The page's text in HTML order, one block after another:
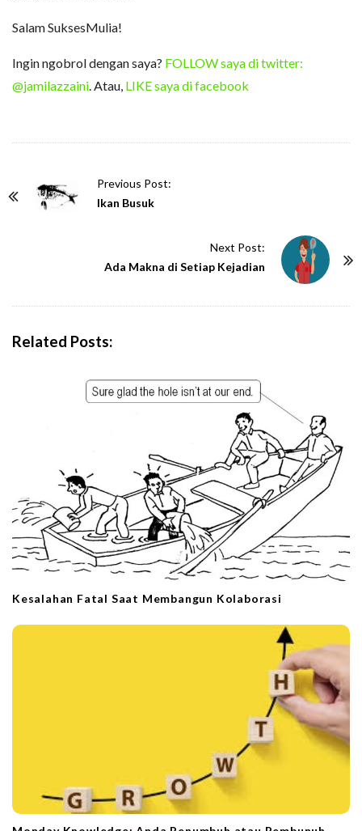
Salam SuksesMulia!
Ingin ngobrol dengan saya? FOLLOW saya di twitter:
@jamilazzaini. Atau, LIKE saya di facebook
Previous Post:
Ikan Busuk
Next Post:
Ada Makna di Setiap Kejadian
Related Posts:
Kesalahan Fatal Saat Membangun Kolaborasi